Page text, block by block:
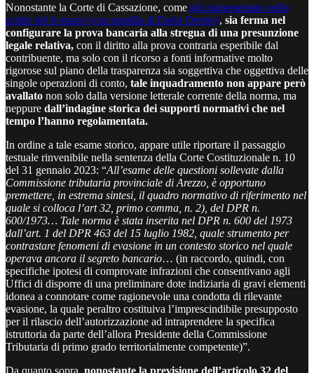
Nonostante la Corte di Cassazione, come già rappresentato nello
scritto del 6 marzo (con postilla di Dario Deotto), sia ferma nel
configurare la prova bancaria alla stregua di una presunzione
legale relativa, con il diritto alla prova contraria esperibile dal
contribuente, ma solo con il ricorso a fonti informative molto
rigorose sul piano della trasparenza sia soggettiva che oggettiva delle
singole operazioni di conto, tale inquadramento non appare però
avallato non solo dalla versione letterale corrente della norma, ma
neppure dall’indagine storica dei supporti normativi che nel
tempo l’hanno regolamentata.
In ordine a tale esame storico, appare utile riportare il passaggio
testuale rinvenibile nella sentenza della Corte Costituzionale n. 10
del 31 gennaio 2023: “All’esame delle questioni sollevate dalla
Commissione tributaria provinciale di Arezzo, è opportuno
premettere, in estrema sintesi, il quadro normativo di riferimento nel
quale si colloca l’art 32, primo comma, n. 2), del DPR n.
600/1973… Tale norma è stata inserita nel DPR n. 600 del 1973
dall’art. 1 del DPR 463 del 15 luglio 1982, quale strumento per
contrastare fenomeni di evasione in un contesto storico nel quale
operava ancora il segreto bancario… (in raccordo, quindi, con
specifiche ipotesi di comprovate infrazioni che consentivano agli
Uffici di disporre di una preliminare dote indiziaria di gravi elementi
idonea a connotare come ragionevole una condotta di rilevante
evasione, la quale peraltro costituiva l’imprescindibile presupposto
per il rilascio dell’autorizzazione ad intraprendere la specifica
istruttoria da parte dell’allora Presidente della Commissione
Tributaria di primo grado territorialmente competente)”.
Da quanto sopra, nonostante la previsione dell’articolo 32 del